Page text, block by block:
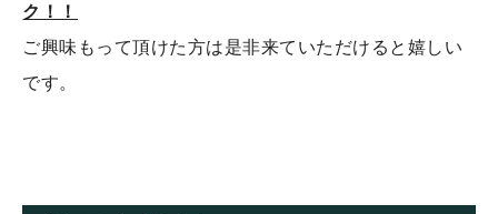
ク！！
ご興味もって頂けた方は是非来ていただけると嬉しい
です。